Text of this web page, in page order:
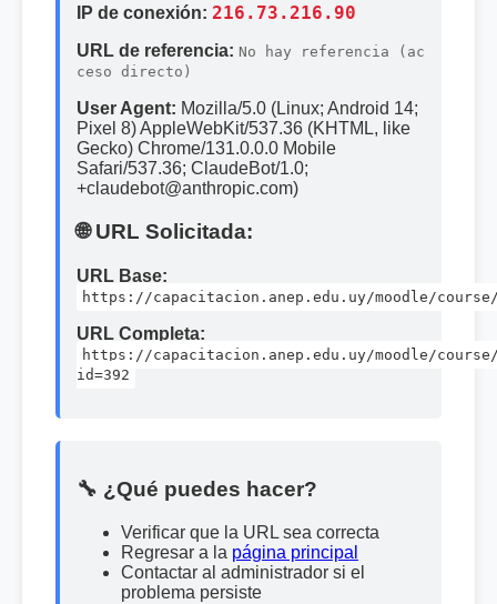
IP de conexión: 216.73.216.90
URL de referencia: No hay referencia (ac
ceso directo)
User Agent: Mozilla/5.0 (Linux; Android 14;
Pixel 8) AppleWebKit/537.36 (KHTML, like
Gecko) Chrome/131.0.0.0 Mobile
Safari/537.36; ClaudeBot/1.0;
+claudebot@anthropic.com)
🌐 URL Solicitada:
URL Base:
https://capacitacion.anep.edu.uy/moodle/
URL Completa:
https://capacitacion.anep.edu.uy/moodle/
id=392
🔧 ¿Qué puedes hacer?
Verificar que la URL sea correcta
Regresar a la página principal
Contactar al administrador si el
problema persiste